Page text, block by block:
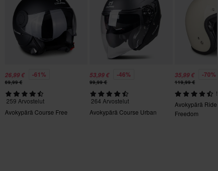
Kiertovoimasuoja
Ei mitään
Aurinkovisiiri
Tyyli
Urban
Merkki
26,99 € -61%
69,99 €
259 Arvostelut
Avokypärä Course Free
53,99 € -46%
99,99 €
264 Arvostelut
Avokypärä Course Urban
35,99 € -70%
119,99 €
Avokypärä
Freedom